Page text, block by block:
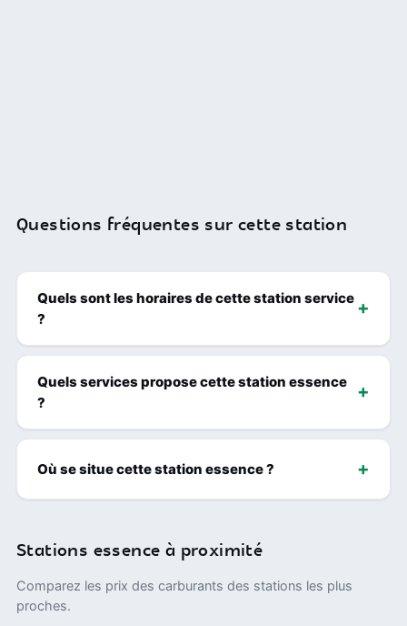
Questions fréquentes sur cette station
Quels sont les horaires de cette station service
?
Quels services propose cette station essence
?
Où se situe cette station essence ?
Stations essence à proximité
Comparez les prix des carburants des stations les plus
proches.